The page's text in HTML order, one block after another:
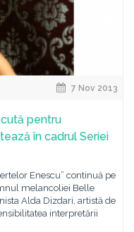
7 Nov 2013
pentru
în cadrul Seriei
Enescu” continuă pe
melancoliei Belle
Alda Dizdari, artistă de
interpretării